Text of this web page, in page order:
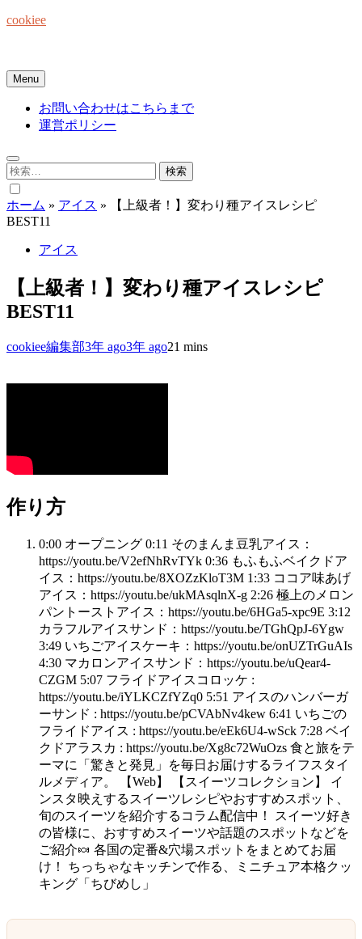
Skip
cookiee
Menu
お問い合わせはこちらまで
運営ポリシー
検
索:
ホーム » アイス »
【上級者！】変わり種アイスレシピ
BEST11
アイス
【上級者！】変わり種アイスレシピ
BEST11
cookiee編集部3年 ago3年 ago21 mins
作り方
0:00 オープニング 0:11 そのまんま豆乳アイス：
https://youtu.be/V2efNhRvTYk 0:36 もふもふベイクドア
イス：https://youtu.be/8XOZzKloT3M 1:33 ココア味あげ
アイス：https://youtu.be/ukMAsqlnX-g 2:26 極上のメロン
パントーストアイス：https://youtu.be/6HGa5-xpc9E 3:12
カラフルアイスサンド：https://youtu.be/TGhQpJ-6Ygw
3:49 いちごアイスケーキ：https://youtu.be/onUZTrGuAIs
4:30 マカロンアイスサンド：https://youtu.be/uQear4-
CZGM 5:07 フライドアイスコロッケ :
https://youtu.be/iYLKCZfYZq0 5:51 アイスのハンバーガ
ーサンド : https://youtu.be/pCVAbNv4kew 6:41 いちごの
フライドアイス : https://youtu.be/eEk6U4-wSck 7:28 ベイ
クドアラスカ : https://youtu.be/Xg8c72WuOzs 食と旅をテ
ーマに「驚きと発見」を毎日お届けするライフスタイ
ルメディア。 【Web】 【スイーツコレクション】 イ
ンスタ映えするスイーツレシピやおすすめスポット、
旬のスイーツを紹介するコラム配信中！ スイーツ好き
の皆様に、おすすめスイーツや話題のスポットなどを
ご紹介🍬 各国の定番&穴場スポットをまとめてお届
け！ ちっちゃなキッチンで作る、ミニチュア本格クッ
キング「ちびめし」